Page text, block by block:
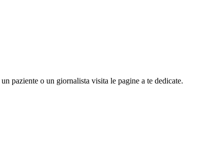
paziente o un giornalista visita le pagine a te dedicate.